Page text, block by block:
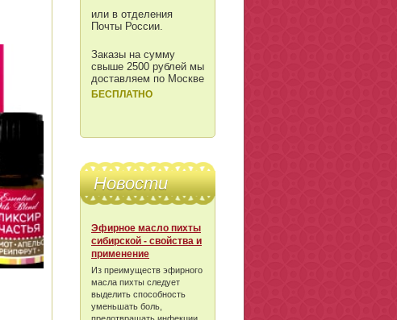
или в отделения
Почты России.
Заказы на сумму
свыше 2500 рублей мы
доставляем по Москве
БЕСПЛАТНО
Новости
Эфирное масло пихты
сибирской - свойства и
применение
Из преимуществ эфирного
масла пихты следует
выделить способность
уменьшать боль,